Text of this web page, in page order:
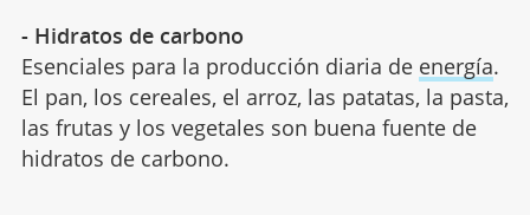
- Hidratos de carbono
Esenciales para la producción diaria de energía.
El pan, los cereales, el arroz, las patatas, la pasta,
las frutas y los vegetales son buena fuente de
hidratos de carbono.